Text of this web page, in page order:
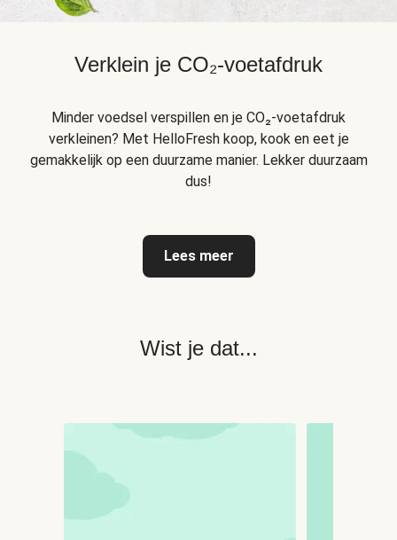
Verklein je CO₂-voetafdruk
Minder voedsel verspillen en je CO₂-voetafdruk
verkleinen? Met HelloFresh koop, kook en eet je
gemakkelijk op een duurzame manier. Lekker duurzaam
dus!
Lees meer
Wist je dat...